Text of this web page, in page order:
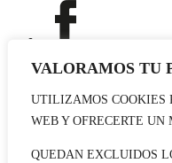
VALORAMOS TU
UTILIZAMOS COOKIES
WEB Y OFRECERTE UN
QUEDAN EXCLUIDOS
Publicidad
Contacto